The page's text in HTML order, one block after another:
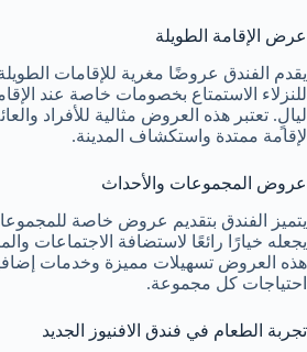
عرض الإقامة الطويلة
يقدم الفندق عروضًا مغرية للإقامات
للنزلاء الاستمتاع بخصومات خاصة عند
ليالٍ. تعتبر هذه العروض مثالية للأفراد
لإقامة ممتدة واستكشاف المدينة.
عروض المجموعات والأحداث
يتميز الفندق بتقديم عروض خاصة
يجعله خيارًا رائعًا لاستضافة الاجتماعات
هذه العروض تسهيلات مميزة وخدمات
احتياجات كل مجموعة.
تجربة الطعام في فندق الافنيوز الجديد